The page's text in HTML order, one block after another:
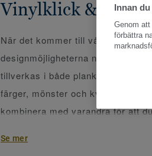
Vinylklick & LVT
När det kommer till våra LVT-golv
designmöjligheterna näst intill
tillverkas i både plank- och
färger, mönster och kvalitéer.
kombinera med varandra för att
Se mer
Innan
Genom
förbättra